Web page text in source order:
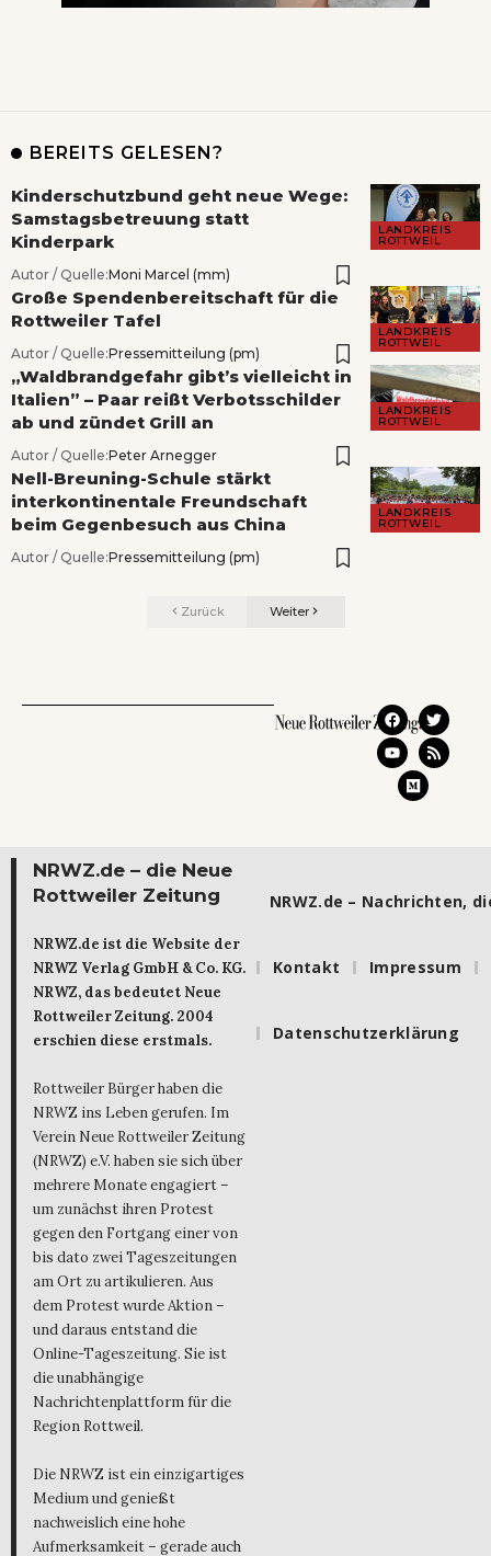
BEREITS GELESEN?
LANDKREIS
ROTTWEIL
Kinderschutzbund geht neue Wege:
Samstagsbetreuung statt
Kinderpark
Autor / Quelle:Moni Marcel (mm)
LANDKREIS
ROTTWEIL
Große Spendenbereitschaft für die
Rottweiler Tafel
Autor / Quelle:Pressemitteilung (pm)
LANDKREIS
ROTTWEIL
„Waldbrandgefahr gibt’s vielleicht in
Italien” – Paar reißt Verbotsschilder
ab und zündet Grill an
Autor / Quelle:Peter Arnegger
LANDKREIS
ROTTWEIL
Nell-Breuning-Schule stärkt
interkontinentale Freundschaft
beim Gegenbesuch aus China
Autor / Quelle:Pressemitteilung (pm)
Zurück Weiter
NRWZ.de – die Neue
Rottweiler Zeitung
NRWZ.de ist die Website der
NRWZ Verlag GmbH & Co. KG.
NRWZ, das bedeutet Neue
Rottweiler Zeitung. 2004
erschien diese erstmals.
Rottweiler Bürger haben die
NRWZ ins Leben gerufen. Im
Verein Neue Rottweiler Zeitung
(NRWZ) e.V. haben sie sich über
mehrere Monate engagiert –
um zunächst ihren Protest
gegen den Fortgang einer von
bis dato zwei Tageszeitungen
am Ort zu artikulieren. Aus
dem Protest wurde Aktion –
und daraus entstand die
Online-Tageszeitung. Sie ist
die unabhängige
Nachrichtenplattform für die
Region Rottweil.
Die NRWZ ist ein einzigartiges
Medium und genießt
nachweislich eine hohe
Aufmerksamkeit – gerade auch
NRWZ.de – Nachrichten,
Kontakt Impressum
Datenschutzerklärung